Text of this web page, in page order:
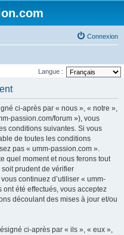
Connexion
Langue :
ci-après par « nous », « notre »,
passion.com/forum »), vous
conditions suivantes. Si vous
de toutes les conditions
pas « umm-passion.com ».
quel moment et nous ferons tout
prudent de vérifier
continuez d’utiliser « umm-
été effectués, vous acceptez
découlant des mises à jour et/ou
ci-après par « ils », « eux »,